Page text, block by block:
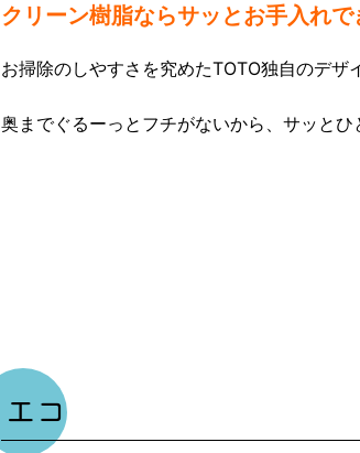
クリーン樹脂ならサッとお手入れで
お掃除のしやすさを究めたTOTO独自のデザ
奥までぐるーっとフチがないから、サッとひ
エコ